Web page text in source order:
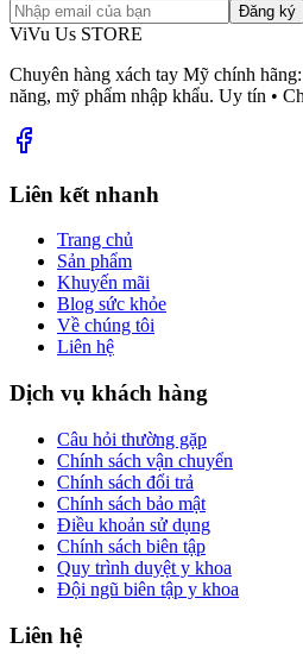
Đăng ký
ViVu Us STORE
Chuyên hàng xách tay Mỹ chính
năng, mỹ phẩm nhập khẩu. Uy tín •
Liên kết nhanh
Trang chủ
Sản phẩm
Khuyến mãi
Blog sức khỏe
Về chúng tôi
Liên hệ
Dịch vụ khách hàng
Câu hỏi thường gặp
Chính sách vận chuyển
Chính sách đổi trả
Chính sách bảo mật
Điều khoản sử dụng
Chính sách biên tập
Quy trình duyệt y khoa
Đội ngũ biên tập y khoa
Liên hệ